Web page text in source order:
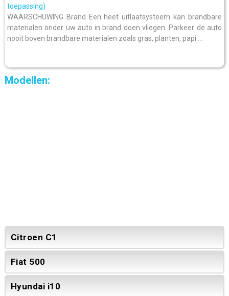
toepassing)
WAARSCHUWING Brand Een heet uitlaatsysteem kan brandbare
materialen onder uw auto in brand doen vliegen. Parkeer de auto
nooit boven brandbare materialen zoals gras, planten, papi ...
Modellen:
Citroen C1
Fiat 500
Hyundai i10